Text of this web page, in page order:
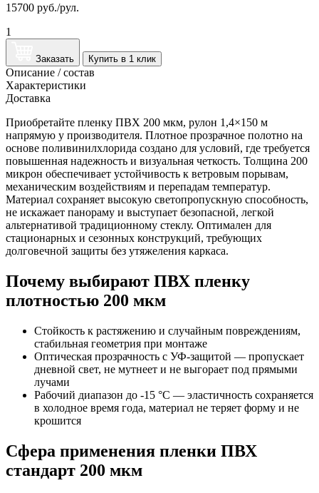
15700 руб./рул.
1
Заказать Купить в 1 клик
Описание / состав
Характеристики
Доставка
Приобретайте пленку ПВХ 200 мкм, рулон 1,4×150 м
напрямую у производителя. Плотное прозрачное полотно на
основе поливинилхлорида создано для условий, где требуется
повышенная надежность и визуальная четкость. Толщина 200
микрон обеспечивает устойчивость к ветровым порывам,
механическим воздействиям и перепадам температур.
Материал сохраняет высокую светопропускную способность,
не искажает панораму и выступает безопасной, легкой
альтернативой традиционному стеклу. Оптимален для
стационарных и сезонных конструкций, требующих
долговечной защиты без утяжеления каркаса.
Почему выбирают ПВХ пленку
плотностью 200 мкм
Стойкость к растяжению и случайным повреждениям,
стабильная геометрия при монтаже
Оптическая прозрачность с УФ-защитой — пропускает
дневной свет, не мутнеет и не выгорает под прямыми
лучами
Рабочий диапазон до -15 °С — эластичность сохраняется
в холодное время года, материал не теряет форму и не
крошится
Сфера применения пленки ПВХ
стандарт 200 мкм